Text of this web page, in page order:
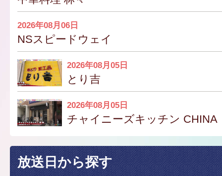
2026年08月06日
NSスピードウェイ
2026年08月05日
とり吉
2026年08月05日
チャイニーズキッチン CHINA
放送日から探す